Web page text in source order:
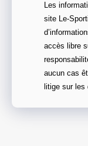
Les
site Le-
accès libre
aucun cas
litige sur les